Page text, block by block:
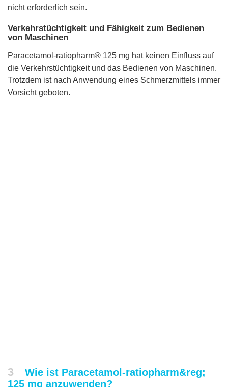
nicht erforderlich sein.
Verkehrstüchtigkeit und Fähigkeit zum Bedienen
von Maschinen
Paracetamol-ratiopharm® 125 mg hat keinen Einfluss auf
die Verkehrstüchtigkeit und das Bedienen von Maschinen.
Trotzdem ist nach Anwendung eines Schmerzmittels immer
Vorsicht geboten.
3
Wie ist Paracetamol-ratiopharm&reg;
125 mg anzuwenden?